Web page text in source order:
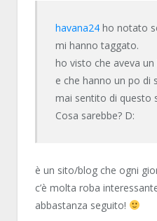
havana24ho notato
mi hanno taggato.
ho visto che aveva
e che hanno un po di
mai sentito di questo
Cosa sarebbe? D:
è un sito/blog che ogni
c’è molta roba
abbastanza seguito!